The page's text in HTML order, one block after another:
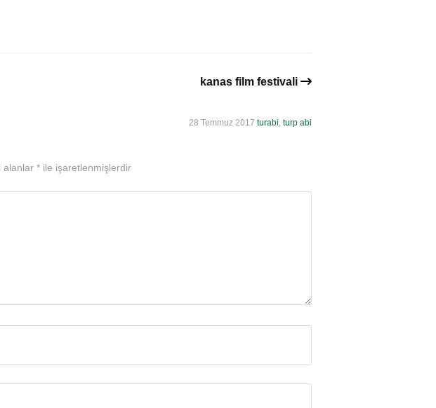
kanas film festivali
28 Temmuz 2017 turabi, turp abi
alanlar * ile işaretlenmişlerdir